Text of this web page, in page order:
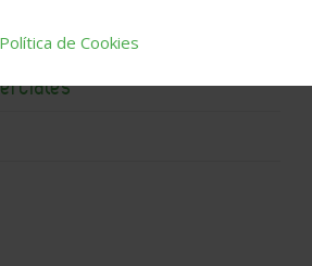
de calor para
Política de Cookies